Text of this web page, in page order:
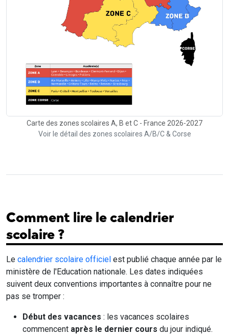
Carte des zones scolaires A, B et C - France 2026-2027
Voir le détail des zones scolaires A/B/C & Corse
Comment lire le calendrier
scolaire ?
Le calendrier scolaire officiel est publié chaque année par le
ministère de l'Education nationale. Les dates indiquées
suivent deux conventions importantes à connaître pour ne
pas se tromper :
Début des vacances : les vacances scolaires
commencent après le dernier cours du jour indiqué.